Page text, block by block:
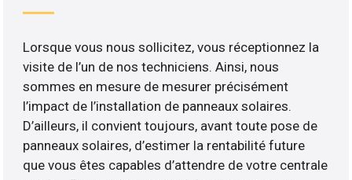
Lorsque vous nous sollicitez, vous réceptionnez la
visite de l’un de nos techniciens. Ainsi, nous
sommes en mesure de mesurer précisément
l’impact de l’installation de panneaux solaires.
D’ailleurs, il convient toujours, avant toute pose de
panneaux solaires, d’estimer la rentabilité future
que vous êtes capables d’attendre de votre centrale